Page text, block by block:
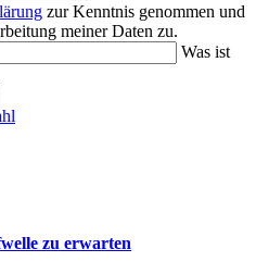
zur Kenntnis genommen und
meiner Daten zu.
Was ist
zu erwarten